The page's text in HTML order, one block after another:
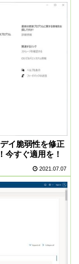
イ脆弱性を修正
今すぐ適用を！
2021.07.07